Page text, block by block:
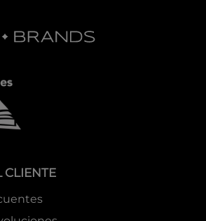
CLIENTE